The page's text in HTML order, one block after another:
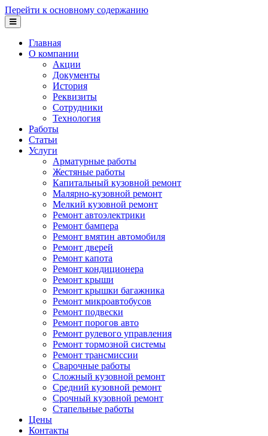
Перейти к основному содержанию
Главная
О компании
Акции
Документы
История
Реквизиты
Сотрудники
Технология
Работы
Статьи
Услуги
Арматурные работы
Жестяные работы
Капитальный кузовной ремонт
Малярно-кузовной ремонт
Мелкий кузовной ремонт
Ремонт автоэлектрики
Ремонт бампера
Ремонт вмятин автомобиля
Ремонт дверей
Ремонт капота
Ремонт кондиционера
Ремонт крыши
Ремонт крышки багажника
Ремонт микроавтобусов
Ремонт подвески
Ремонт порогов авто
Ремонт рулевого управления
Ремонт тормозной системы
Ремонт трансмиссии
Сварочные работы
Сложный кузовной ремонт
Средний кузовной ремонт
Срочный кузовной ремонт
Стапельные работы
Цены
Контакты